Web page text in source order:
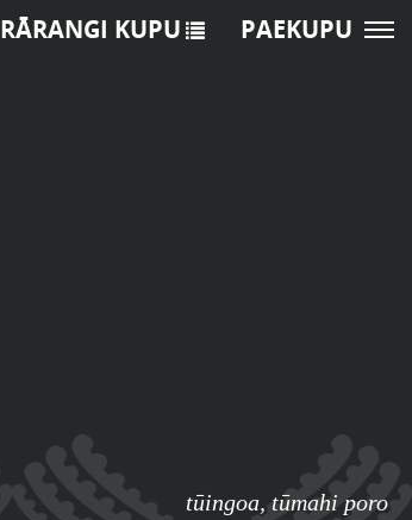
tūingoa, tūmahi poro
RĀRANGI KUPU PAEKUPU